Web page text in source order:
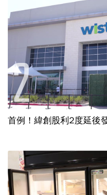
首例！緯創股利2度延後